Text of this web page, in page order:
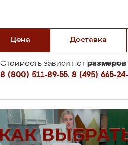
Цена Доставка
Стоимость зависит от размеров
8 (800) 511-89-55, 8 (495) 665-